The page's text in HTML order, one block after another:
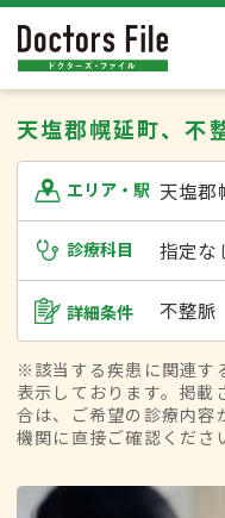
天塩郡幌延町、不
エリア・駅 天塩郡
診療科目 指定な
詳細条件 不整脈
※該当する疾患に関連す
表示しております。掲載
合は、ご希望の診療内容
機関に直接ご確認くださ